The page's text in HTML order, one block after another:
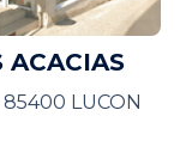
ACACIAS
85400 LUCON